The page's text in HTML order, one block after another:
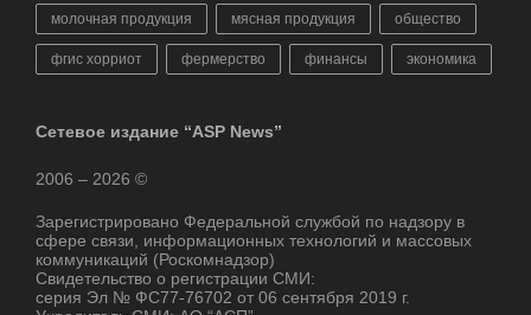
молочная продукция мясная продукция общество
фгис хорриот фермерство финансы экономика
Сетевое издание “ASP News”
2006 – 2026 ©
Зарегистрировано Федеральной службой по надзору в
сфере связи, информационных технологий и массовых
коммуникаций (Роскомнадзор)
Свидетельство о регистрации СМИ:
серия Эл № ФС77-76702 от 06 сентября 2019 г.